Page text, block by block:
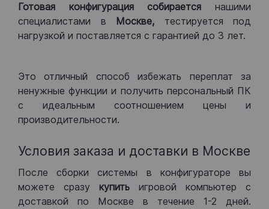
Готовая конфигурация собираетсянашими
специалистами в Москве, тестируется под
нагрузкой и поставляется с гарантией до 3 лет.
Это отличный способ избежать переплат за
ненужные функции и получить персональный ПК
с идеальным соотношением цены и
производительности.
Условия заказа и доставки в Москве
После сборки системы в конфигураторе вы
можете сразу купить игровой компьютер с
доставкой по Москве в течение 1-2 дней.